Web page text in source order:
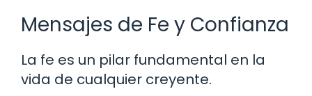
Mensajes de Fe y Confianza
La fe es un pilar fundamental en la
vida de cualquier creyente.